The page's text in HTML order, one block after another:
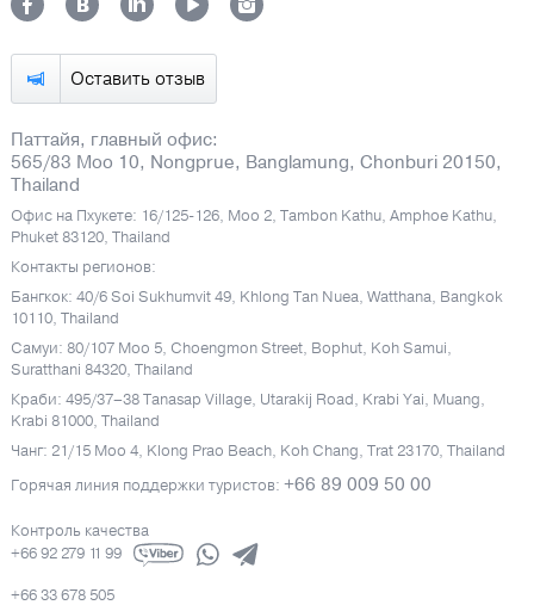
Оставить отзыв
Паттайя, главный офис:
565/83 Moo 10, Nongprue, Banglamung, Chonburi 20150,
Thailand
Офис на Пхукете: 16/125-126, Moo 2, Tambon Kathu, Amphoe Kathu,
Phuket 83120, Thailand
Контакты регионов:
Бангкок: 40/6 Soi Sukhumvit 49, Khlong Tan Nuea, Watthana, Bangkok
10110, Thailand
Самуи: 80/107 Moo 5, Choengmon Street, Bophut, Koh Samui,
Suratthani 84320, Thailand
Краби: 495/37–38 Tanasap Village, Utarakij Road, Krabi Yai, Muang,
Krabi 81000, Thailand
Чанг: 21/15 Moo 4, Klong Prao Beach, Koh Chang, Trat 23170, Thailand
Горячая линия поддержки туристов: +66 89 009 50 00
Контроль качества
+66 92 279 11 99
+66 33 678 505